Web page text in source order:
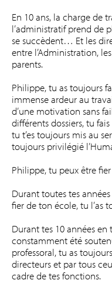
En 10 ans, la charge de
l’administratif prend de
se succèdent… Et les
entre l’Administration,
parents.
Philippe, tu as toujours
immense ardeur au
d’une motivation sans
différents dossiers, tu
tu t’es toujours mis au
toujours privilégié
Philippe, tu peux être
Durant toutes tes
fier de ton école, tu l’as
Durant tes 10 années
constamment été
professoral, tu as
directeurs et par tous
cadre de tes fonctions.